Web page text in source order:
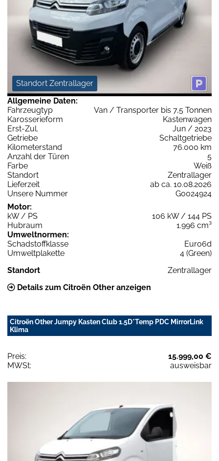
Standort Zentrallager
Allgemeine Daten:
Fahrzeugtyp
Van / Transporter bis 7,5 Tonnen
Karosserieform
Kastenwagen
Erst-Zul.
Jun / 2023
Getriebe
Schaltgetriebe
Kilometerstand
76.000 km
Anzahl der Türen
5
Farbe
Weiß
Standort
Zentrallager
Lieferzeit
ab ca. 10.08.2026
Unsere Nummer
G0024924
Motor:
kW / PS
106 kW / 144 PS
Hubraum
1.996 cm³
Umweltnormen:
Schadstoffklasse
Euro6d
Umweltplakette
4 (Green)
Standort
Zentrallager
Details zum Citroën Other anzeigen
Citroën Other Jumpy Kasten Club 1.5D*Temp PDC MirrorLink
Klima
Preis:
15.999,00 €
MWSt:
ausweisbar